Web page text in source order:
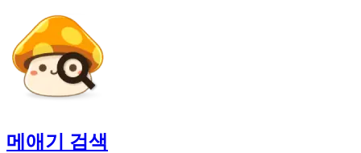
메애기 검색